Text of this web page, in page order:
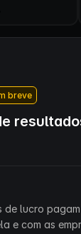
breve
lucro
e com as